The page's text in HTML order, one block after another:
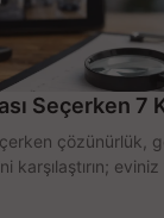
Seçerken 7
çözünürlük,
karşılaştırın;